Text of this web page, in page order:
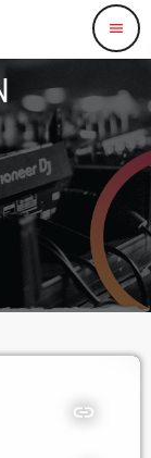
menu
insert_link